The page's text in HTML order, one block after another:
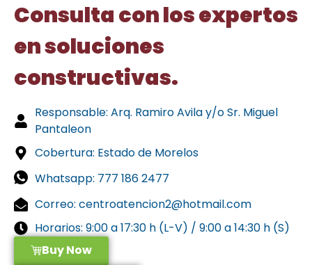
Consulta con los expertos
en soluciones
constructivas.
Responsable: Arq. Ramiro Avila y/o Sr. Miguel
Pantaleon
Cobertura: Estado de Morelos
Whatsapp: 777 186 2477
Correo: centroatencion2@hotmail.com
Horarios: 9:00 a 17:30 h (L-V) / 9:00 a 14:30 h (S)
Buy Now